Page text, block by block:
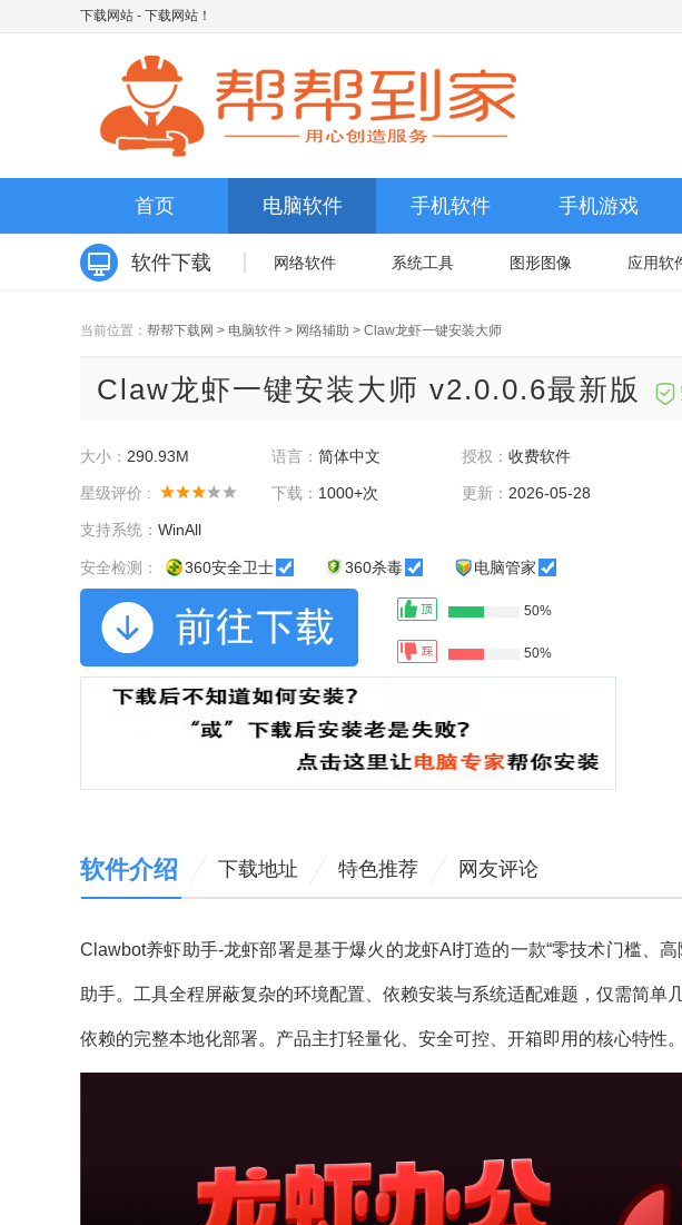
下载网站 - 下载网站！
首页 电脑软件 手机软件 手机游戏
软件下载 网络软件 系统工具 图形图像 应用软
当前位置： 帮帮下载网 > 电脑软件 > 网络辅助 > Claw龙虾一键安装大师
Claw龙虾一键安装大师 v2.0.0.6最新版
大小： 290.93M 语言： 简体中文 授权：收费软件
星级评价 : 下载： 1000+次 更新： 2026-05-28
支持系统： WinAll
安全检测： 360安全卫士 360杀毒 电脑管家
50%
50%
软件介绍 下载地址 特色推荐 网友评论
Clawbot养虾助手-龙虾部署是基于爆火的龙虾AI打造的一款“零技术门槛、
助手。工具全程屏蔽复杂的环境配置、依赖安装与系统适配难题，仅需简单
依赖的完整本地化部署。产品主打轻量化、安全可控、开箱即用的核心特性。